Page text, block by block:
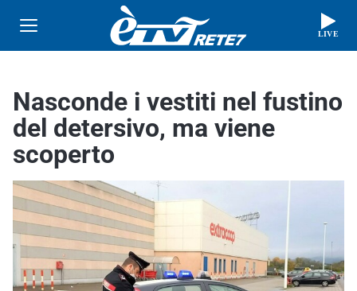
LIVE
Nasconde i vestiti nel fustino
del detersivo, ma viene
scoperto